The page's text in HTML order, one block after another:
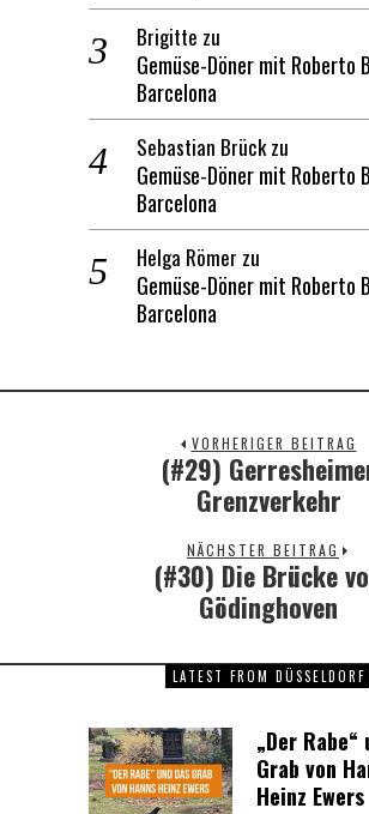
Brigitte zu
Gemüse-Döner mit Roberto
Barcelona
Sebastian Brückzu
Gemüse-Döner mit Roberto
Barcelona
Helga Römer zu
Gemüse-Döner mit Roberto
Barcelona
VORHERIGER BEITRAG
Previous
post:
(#29)
Grenzverkehr
NÄCHSTER BEITRAG
Next
post:
(#30) Die Brücke
Gödinghoven
LATEST FROM DÜSSELDORF
„Der Rabe“
Grab von
Heinz Ewers